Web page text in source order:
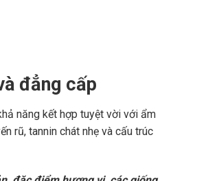
đẳng cấp
năng kết hợp tuyệt vời với ẩm
rũ, tannin chát nhẹ và cấu trúc